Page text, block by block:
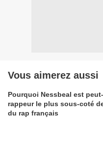
Vous aimerez aussi
Pourquoi Nessbeal est
rappeur le plus sous-coté
du rap français